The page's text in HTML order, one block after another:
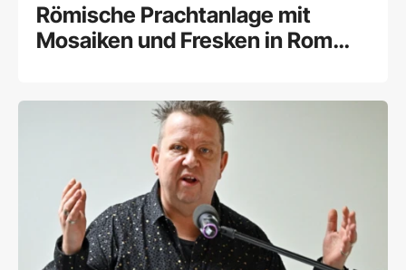
Römische Prachtanlage mit
Mosaiken und Fresken in Rom